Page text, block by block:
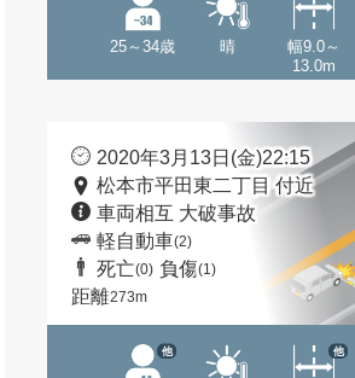
25～34歳 晴
幅9.0～
13.0m
2020年3月13日(金)22:15
松本市平田東二丁目 付近
車両相互 大破事故
軽自動車(2)
死亡(0) 負傷(1)
距離273m
他 他